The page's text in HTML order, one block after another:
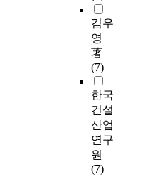
김우
영
著
(7)
한국
건설
산업
연구
원
(7)